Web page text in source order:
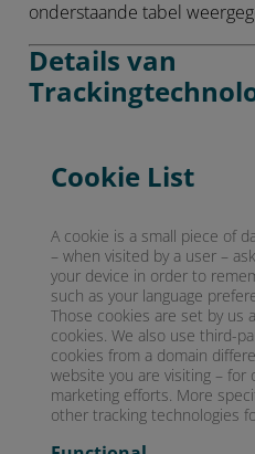
onderstaande tabel
Details van
Cookie List
A cookie is a small piece of
– when visited by a user –
your device in order to
such as your language
Those cookies are set by us
cookies. We also use third-
cookies from a domain
website you are visiting – for
marketing efforts. More
other tracking technologies